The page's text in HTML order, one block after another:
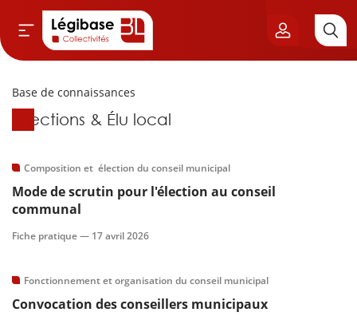
& Cimetières
& Élu local
& Finances locales
publique
Base de connaissances
Base de connaissances
Élections & Élu local
Composition et élection du conseil municipal
Mode de scrutin pour l'élection au conseil
communal
Fiche pratique — 17 avril 2026
Fonctionnement et organisation du conseil municipal
Convocation des conseillers municipaux